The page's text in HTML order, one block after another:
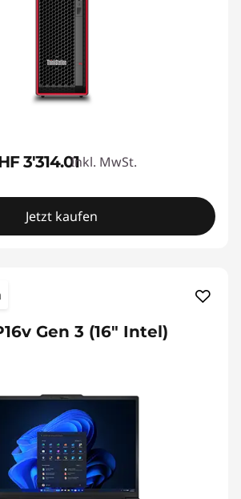
3'314.01Inkl. MwSt.
Jetzt kaufen
Gen 3 (16″ Intel)